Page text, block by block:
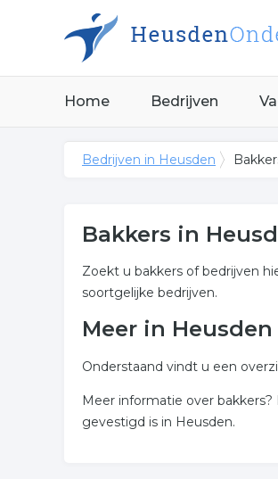
Home Bedrijven
Bedrijven in Heusden
Bakkers in
Zoekt u bakkers of bedrijven
soortgelijke bedrijven.
Meer in Heusden
Onderstaand vindt u een
Meer informatie over
gevestigd is in Heusden.